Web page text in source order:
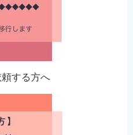
する方へ